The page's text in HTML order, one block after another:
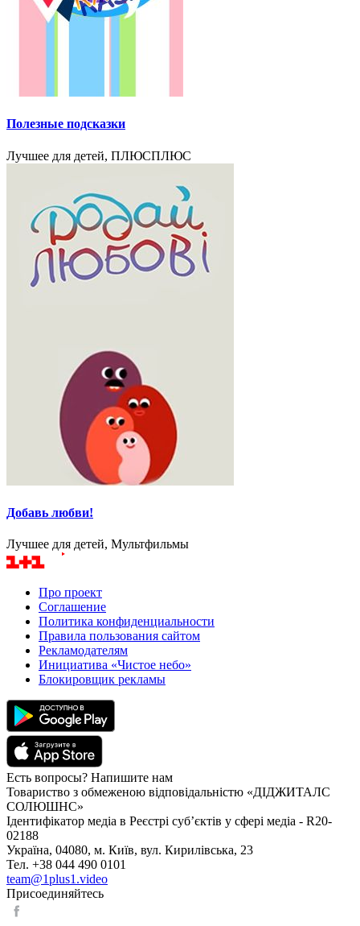
Полезные подсказки
Лучшее для детей, ПЛЮСПЛЮС
Добавь любви!
Лучшее для детей, Мультфильмы
Про проект
Соглашение
Политика конфиденциальности
Правила пользования сайтом
Рекламодателям
Инициатива «Чистое небо»
Блокировщик рекламы
Есть вопросы? Напишите нам
Товариство з обмеженою відповідальністю «ДІДЖИТАЛС
СОЛЮШНС»
Ідентифікатор медіа в Реєстрі суб’єктів у сфері медіа - R20-
02188
Україна, 04080, м. Київ, вул. Кирилівська, 23
Тел. +38 044 490 0101
team@1plus1.video
Присоединяйтесь